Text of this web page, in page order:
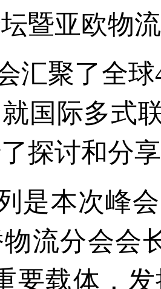
暨亚欧物
汇聚了全
国际多式
探讨和分
是本次峰
流分会会
要载体，